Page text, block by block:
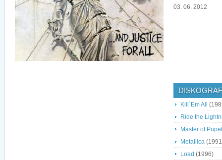
03. 06. 2012
Kill´Em All
Ride the
Master of
Metallica
Load (1996)